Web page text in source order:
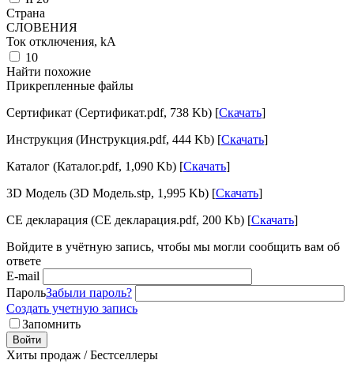
Страна
СЛОВЕНИЯ
Ток отключения, kА
10
Найти похожие
Прикрепленные файлы
Сертификат (Сертификат.pdf, 738 Kb) [Скачать]
Инструкция (Инструкция.pdf, 444 Kb) [Скачать]
Каталог (Каталог.pdf, 1,090 Kb) [Скачать]
3D Модель (3D Модель.stp, 1,995 Kb) [Скачать]
CE декларация (CE декларация.pdf, 200 Kb) [Скачать]
Войдите в учётную запись, чтобы мы могли сообщить вам об
ответе
E-mail
ПарольЗабыли пароль?
Создать учетную запись
Запомнить
Войти
Хиты продаж / Бестселлеры